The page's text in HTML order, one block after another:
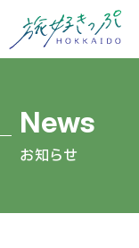
お知らせ